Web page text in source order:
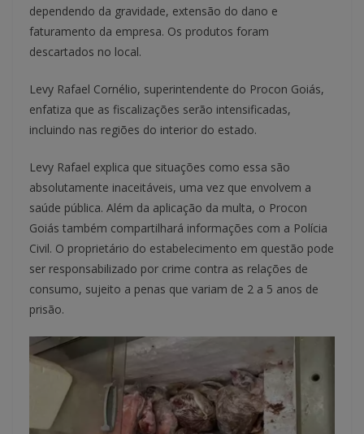
dependendo da gravidade, extensão do dano e
faturamento da empresa. Os produtos foram
descartados no local.
Levy Rafael Cornélio, superintendente do Procon Goiás,
enfatiza que as fiscalizações serão intensificadas,
incluindo nas regiões do interior do estado.
Levy Rafael explica que situações como essa são
absolutamente inaceitáveis, uma vez que envolvem a
saúde pública. Além da aplicação da multa, o Procon
Goiás também compartilhará informações com a Polícia
Civil. O proprietário do estabelecimento em questão pode
ser responsabilizado por crime contra as relações de
consumo, sujeito a penas que variam de 2 a 5 anos de
prisão.